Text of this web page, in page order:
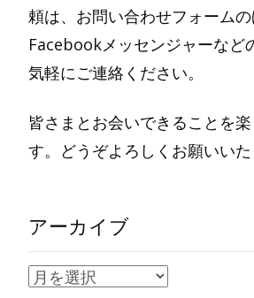
頼は、お問い合わせフォームの
Facebookメッセンジャーなど
気軽にご連絡ください。
皆さまとお会いできることを
す。どうぞよろしくお願いいた
アーカイブ
ア